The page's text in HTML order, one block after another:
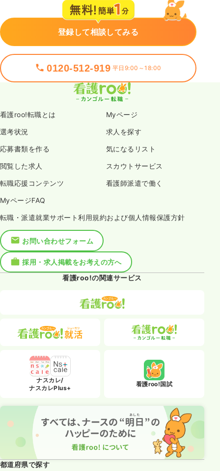
登録して相談してみる
0120-512-919 平日9:00～18:00
看護roo!転職とは Myページ
選考状況 求人を探す
応募書類を作る 気になるリスト
閲覧した求人 スカウトサービス
転職応援コンテンツ 看護師派遣で働く
MyページFAQ
転職・派遣就業サポート利用規約および個人情報保護方針
お問い合わせフォーム
採用・求人掲載をお考えの方へ
看護roo!の関連サービス
ナスカレ/
ナスカレPlus+
看護roo!国試
都道府県で探す